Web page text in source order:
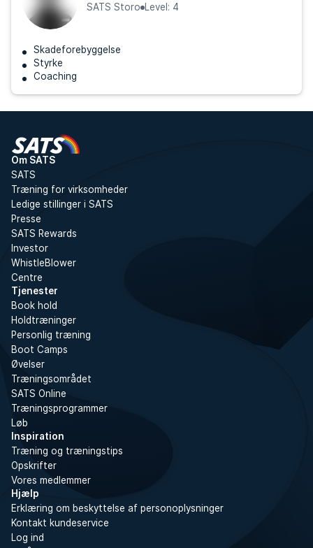
SATS Storo
Level: 4
Skadeforebyggelse
Styrke
Coaching
Om SATS
SATS
Træning for virksomheder
Ledige stillinger i SATS
Presse
SATS Rewards
Investor
WhistleBlower
Centre
Tjenester
Book hold
Holdtræninger
Personlig træning
Boot Camps
Øvelser
Træningsområdet
SATS Online
Træningsprogrammer
Løb
Inspiration
Træning og træningstips
Opskrifter
Vores medlemmer
Hjælp
Erklæring om beskyttelse af personoplysninger
Kontakt kundeservice
Log ind